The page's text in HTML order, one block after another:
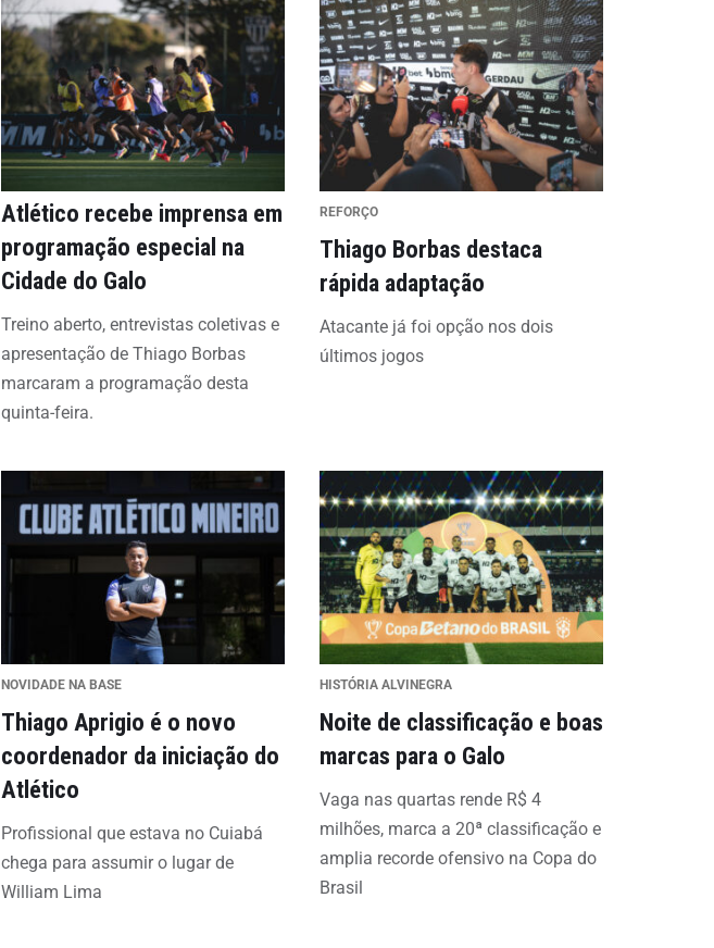
Atlético recebe imprensa em
programação especial na
Cidade do Galo
Treino aberto, entrevistas coletivas e
apresentação de Thiago Borbas
marcaram a programação desta
quinta-feira.
REFORÇO
Thiago Borbas destaca
rápida adaptação
Atacante já foi opção nos dois
últimos jogos
NOVIDADE NA BASE
Thiago Aprigio é o novo
coordenador da iniciação do
Atlético
Profissional que estava no Cuiabá
chega para assumir o lugar de
William Lima
HISTÓRIA ALVINEGRA
Noite de classificação e boas
marcas para o Galo
Vaga nas quartas rende R$ 4
milhões, marca a 20ª classificação e
amplia recorde ofensivo na Copa do
Brasil